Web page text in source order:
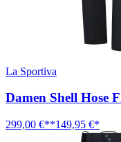
La Sportiva
Damen Shell Hose
299,00 €**149,95 €*